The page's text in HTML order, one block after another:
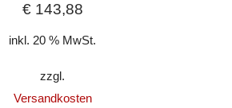
€143,88
inkl. 20 % MwSt.
zzgl.
Versandkosten